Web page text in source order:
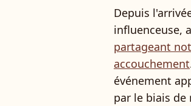
Depuis
influenceuse,
partageant
accouchement
événement
par le biais